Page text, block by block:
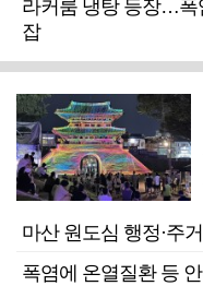
라커룸 냉탕 등장…폭
잡
마산 원도심 행정·주
폭염에 온열질환 등